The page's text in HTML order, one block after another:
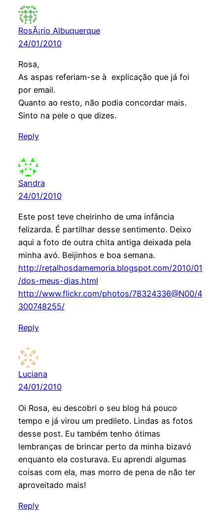
RosÃ¡rio Albuquerque
24/01/2010
Rosa,
As aspas referiam-se à explicação que já foi
por email.
Quanto ao resto, não podia concordar mais.
Sinto na pele o que dizes.
Reply
Sandra
24/01/2010
Este post teve cheirinho de uma infância
felizarda. É partilhar desse sentimento. Deixo
aqui a foto de outra chita antiga deixada pela
minha avó. Beijinhos e boa semana.
http://retalhosdamemoria.blogspot.com/2010/01
/dos-meus-dias.html
http://www.flickr.com/photos/78324336@N00/4
300748255/
Reply
Luciana
24/01/2010
Oi Rosa, eu descobri o seu blog há pouco
tempo e já virou um predileto. Lindas as fotos
desse post. Eu também tenho ótimas
lembranças de brincar perto da minha bizavó
enquanto ela costurava. Eu aprendi algumas
coisas com ela, mas morro de pena de não ter
aproveitado mais!
Reply